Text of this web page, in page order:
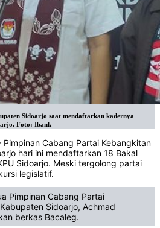
Sidoarjo saat mendaftarkan kadernya
Foto: Ibank
Pimpinan Cabang Partai Kebangkitan
hari ini mendaftarkan 18 Bakal
Sidoarjo. Meski tergolong partai
legislatif.
Pimpinan Cabang Partai
Sidoarjo, Achmad
berkas Bacaleg.